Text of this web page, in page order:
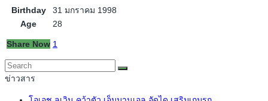
Birthday
31 มกราคม 1998
Age
28
Share Now 1
ข่าวสาร